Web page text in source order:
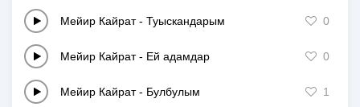
Мейир Кайрат - Туыскандарым 0
Мейир Кайрат - Ей адамдар 0
Мейир Кайрат - Булбулым 1